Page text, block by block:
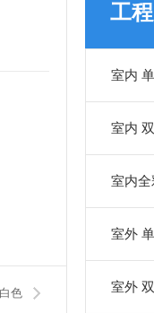
色
工
室内
室内
室内
室外
室外